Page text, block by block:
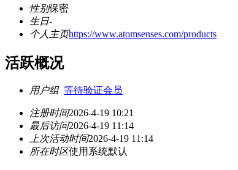
性别保密
生日-
个人主页https://www.atomsenses.com/products
活跃概况
用户组 等待验证会员
注册时间2026-4-19 10:21
最后访问2026-4-19 11:14
上次活动时间2026-4-19 11:14
所在时区使用系统默认